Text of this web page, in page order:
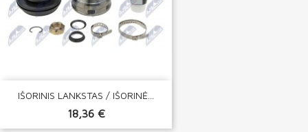
IŠORINIS LANKSTAS / IŠORINĖ...
18,36 €